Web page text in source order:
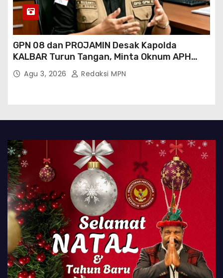
GPN 08 dan PROJAMIN Desak Kapolda
KALBAR Turun Tangan, Minta Oknum APH
Binaan SAWMILL Ilegal Sintang Ditindak
Agu 3, 2026 Redaksi MPN